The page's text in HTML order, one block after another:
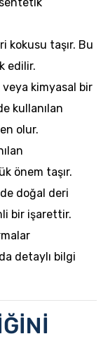
kokusu taşır. Bu
edilir.
kimyasal bir
kullanılan
olur.
önem taşır.
doğal deri
bir işarettir.
detaylı bilgi